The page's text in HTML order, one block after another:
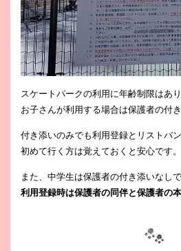
スケートパークの利用に年齢制限はあ
お子さんが利用する場合は保護者の付
付き添いのみでも利用登録とリストバ
初めて行く方は覚えておくと安心です。
また、中学生は保護者の付き添いなし
利用登録時は保護者の同伴と保護者の